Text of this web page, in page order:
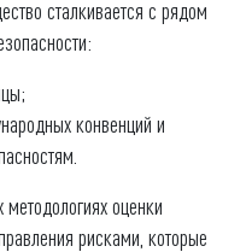
сталкивается с рядом
конвенций и
оценки
рисками, которые